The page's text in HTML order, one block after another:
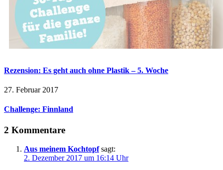
Rezension: Es geht auch ohne Plastik – 5. Woche
27. Februar 2017
Challenge: Finnland
2 Kommentare
Aus meinem Kochtopf sagt:
2. Dezember 2017 um 16:14 Uhr